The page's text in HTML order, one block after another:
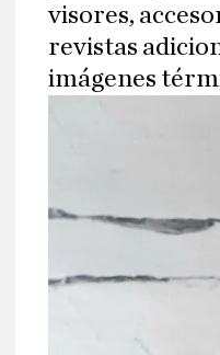
visores,
revistas
imágenes